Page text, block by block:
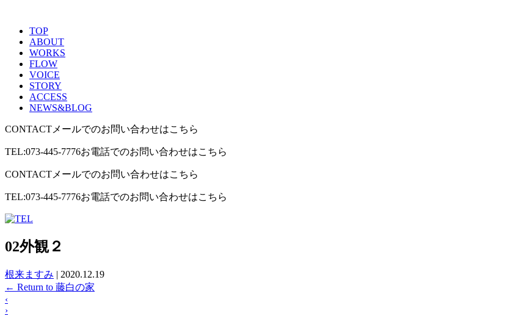
TOP
ABOUT
WORKS
FLOW
VOICE
STORY
ACCESS
NEWS&BLOG
CONTACT メールでのお問い合わせはこちら
TEL:073-445-7776お電話でのお問い合わせはこちら
CONTACT メールでのお問い合わせはこちら
TEL:073-445-7776お電話でのお問い合わせはこちら
02外観２
根来ますみ | 2020.12.19
← Return to 藤白の家
‹
›